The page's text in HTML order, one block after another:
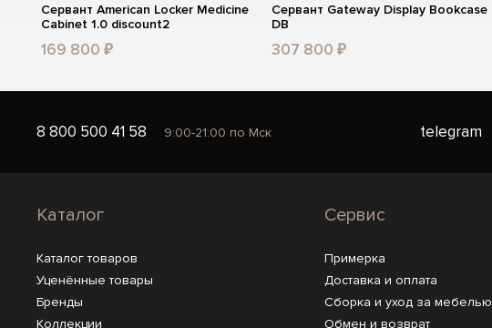
Сервант American Locker Medicine
Cabinet 1.0 discount2
169 800 ₽
Сервант Gateway Display Bookcase
DB
307 800 ₽
8 800 500 41 58 9:00-21:00 по Мск telegram
Каталог
Каталог товаров
Уценённые товары
Бренды
Коллекции
Сервис
Примерка
Доставка и оплата
Сборка и уход за мебелью
Обмен и возврат